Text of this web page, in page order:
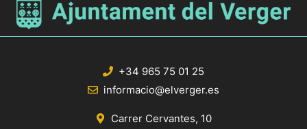
+34 965 75 01 25
informacio@elverger.es
Carrer Cervantes, 10